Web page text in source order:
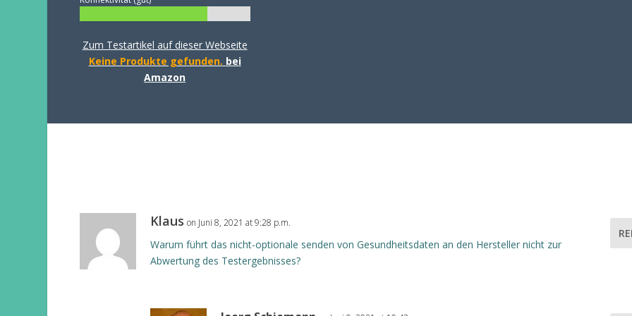
Zum Testartikel auf dieser Webseite
Keine Produkte gefunden. bei
Amazon
Klaus on Juni 8, 2021 at 9:28 p.m.
Warum führt das nicht-optionale senden von Gesundheitsdaten an den Hersteller nicht zur
Abwertung des Testergebnisses?